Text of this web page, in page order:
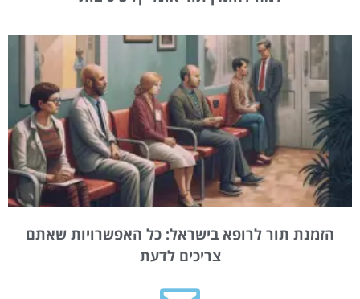
הזמנת תור לרופא בישראל: כל האפשרויות שאתם
צריכים לדעת